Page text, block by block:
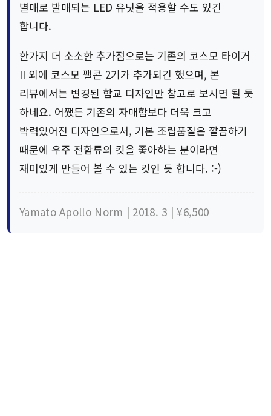
별매로 발매되는 LED 유닛을 적용할 수도 있긴
합니다.
한가지 더 소소한 추가점으로는 기존의 코스모 타이거
II 외에 코스모 팰콘 2기가 추가되긴 했으며, 본
리뷰에서는 변경된 함교 디자인만 참고로 보시면 될 듯
하네요. 어쨌든 기존의 자매함보다 더욱 크고
박력있어진 디자인으로서, 기본 조립품질은 깔끔하기
때문에 우주 전함류의 킷을 좋아하는 분이라면
재미있게 만들어 볼 수 있는 킷인 듯 합니다. :-)
Yamato Apollo Norm | 2018. 3 | ¥6,500